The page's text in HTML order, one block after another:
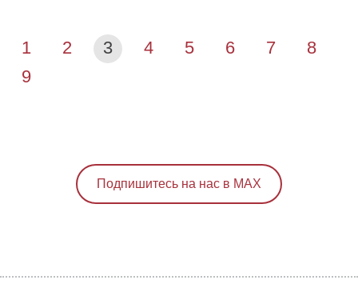
1 2 3 4 5 6 7
8
9
Подпишитесь на нас в MAX